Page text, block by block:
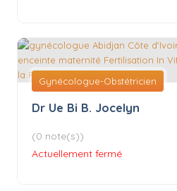
Gynécologue-Obstétricien
Dr Ue Bi B. Jocelyn
(0 note(s))
Actuellement fermé